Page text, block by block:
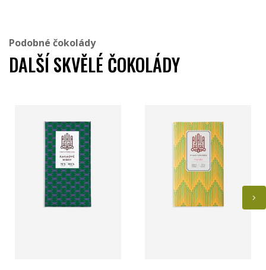
Podobné čokolády
DALŠÍ SKVĚLÉ ČOKOLÁDY